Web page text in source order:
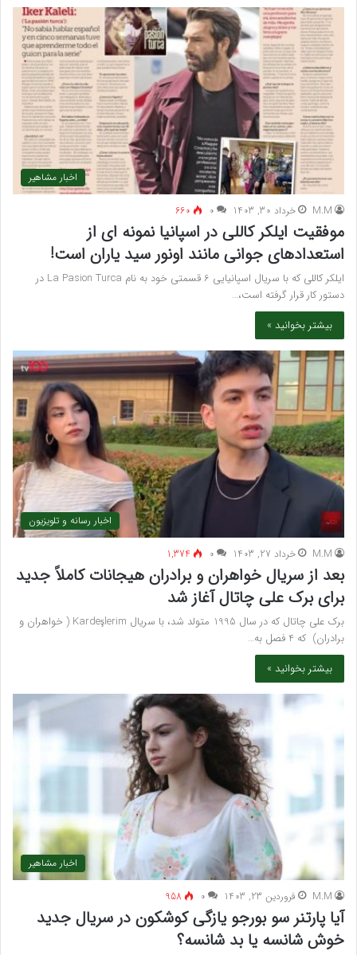
اخبار مشاهیر
M.M خرداد 30, 1403 ۰ 660
موفقیت ایلکر کاللی در اسپانیا نمونه ای از
استعدادهای جوانی مانند اونور سید یاران است!
ایلکر کاللی که با سریال اسپانیایی 6 قسمتی خود به نام La Pasion Turca در
دستور کار قرار گرفته است،…
بیشتر بخوانید »
اخبار رسانه و تلویزیون
M.M خرداد 27, 1403 ۰ 1,374
بعد از سریال خواهران و برادران هیجانات کاملاً جدید
برای برک علی چاتال آغاز شد
برک علی چاتال که در سال 1995 متولد شد، با سریال Kardeşlerim ( خواهران و
برادران) که 4 فصل به…
بیشتر بخوانید »
اخبار مشاهیر
M.M فروردین 23, 1403 ۰ 958
آیا پارتنر سو بورجو یازگی کوشکون در سریال جدید
خوش شانسه یا بد شانسه؟